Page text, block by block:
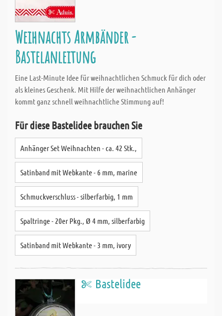
Weihnachts Armbänder -
Bastelanleitung
Eine Last-Minute Idee für weihnachtlichen Schmuck für dich oder
als kleines Geschenk. Mit Hilfe der weihnachtlichen Anhänger
kommt ganz schnell weihnachtliche Stimmung auf!
Für diese Bastelidee brauchen Sie
Anhänger Set Weihnachten - ca. 42 Stk.,
Satinband mit Webkante - 6 mm, marine
Schmuckverschluss - silberfarbig, 1 mm
Spaltringe - 20er Pkg., Ø 4 mm, silberfarbig
Satinband mit Webkante - 3 mm, ivory
Bastelidee